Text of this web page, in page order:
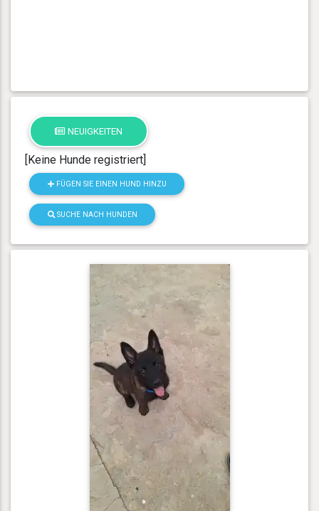
NEUIGKEITEN
[Keine Hunde registriert]
FÜGEN SIE EINEN HUND HINZU
SUCHE NACH HUNDEN